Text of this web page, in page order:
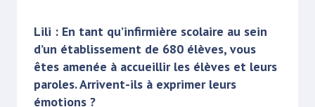
Lili : En tant qu’infirmière scolaire au sein
d’un établissement de 680 élèves, vous
êtes amenée à accueillir les élèves et leurs
paroles. Arrivent-ils à exprimer leurs
émotions ?